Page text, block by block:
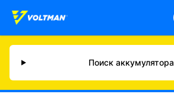
Поиск аккумулятора